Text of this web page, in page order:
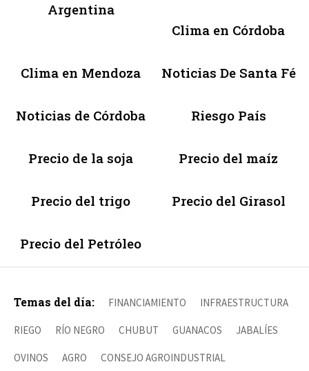
Argentina
Clima en Córdoba
Clima en Mendoza Noticias De Santa Fé
Noticias de Córdoba Riesgo País
Precio de la soja Precio del maíz
Precio del trigo Precio del Girasol
Precio del Petróleo
Temas del día: FINANCIAMIENTO INFRAESTRUCTURA
RIEGO RÍO NEGRO CHUBUT GUANACOS JABALÍES
OVINOS AGRO CONSEJO AGROINDUSTRIAL